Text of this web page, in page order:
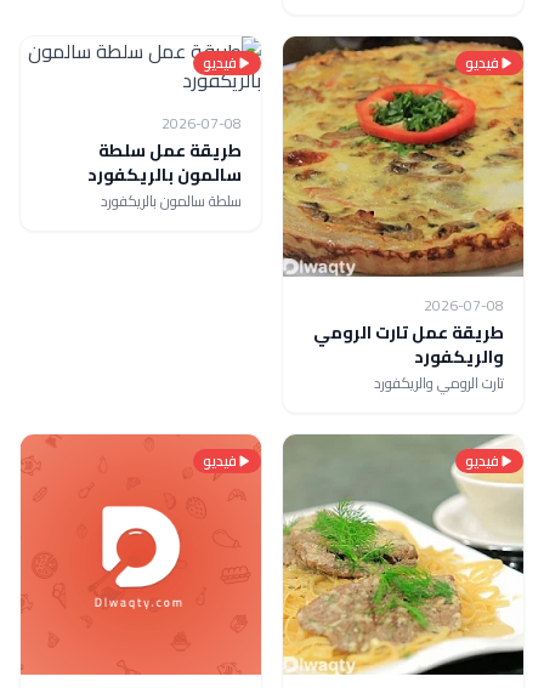
فيديو
2026-07-08
طريقة عمل تارت الرومي
والريكفورد
تارت الرومي والريكفورد
فيديو
2026-07-08
طريقة عمل سلطة
سالمون بالريكفورد
سلطة سالمون بالريكفورد
فيديو فيديو